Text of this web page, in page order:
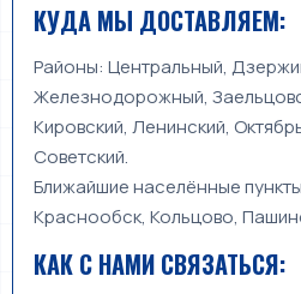
КУДА МЫ ДОСТАВЛЯЕМ:
Районы: Центральный,
Железнодорожный,
Кировский, Ленинский,
Советский.
Ближайшие населённые
Краснообск, Кольцово,
КАК С НАМИ СВЯЗАТЬСЯ: